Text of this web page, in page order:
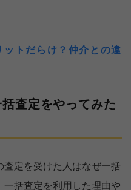
トだらけ？仲介との違
査定をやってみた
定を受けた人はなぜ一括
括査定を利用した理由や